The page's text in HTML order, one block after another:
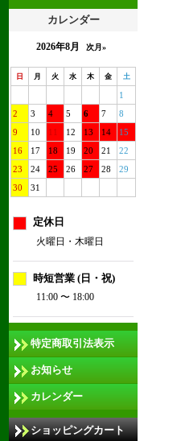
カレンダー
2026年8月 次月»
日 月 火 水 木 金 土
1
2
3 4 5 6 7
8
9
10 11 12 13 14
15
16
17 18 19 20 21
22
23
24 25 26 27 28
29
30
31
定休日
火曜日・木曜日
時短営業 (日・祝)
11:00 〜 18:00
特定商取引法表示
お知らせ
カレンダー
ショッピングカート